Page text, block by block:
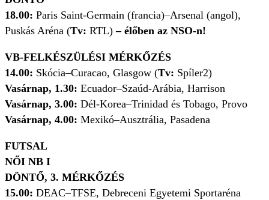
18.00: Paris Saint-Germain (francia)–Arsenal (angol),
Puskás Aréna (Tv: RTL)– élőben az NSO-n!
VB-FELKÉSZÜLÉSI MÉRKŐZÉS
14.00: Skócia–Curacao, Glasgow (Tv: Spíler2)
Vasárnap, 1.30: Ecuador–Szaúd-Arábia, Harrison
Vasárnap, 3.00: Dél-Korea–Trinidad és Tobago, Provo
Vasárnap, 4.00: Mexikó–Ausztrália, Pasadena
FUTSAL
NŐI NB I
DÖNTŐ, 3. MÉRKŐZÉS
15.00: DEAC–TFSE, Debreceni Egyetemi Sportaréna